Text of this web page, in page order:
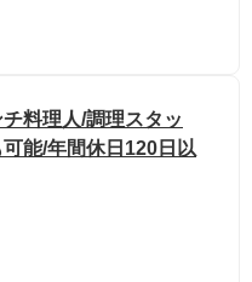
料理人/調理スタッ
能/年間休日120日以